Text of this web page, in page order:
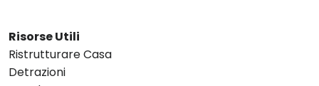
Risorse Utili
Ristrutturare Casa
Detrazioni